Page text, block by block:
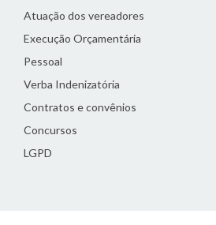
Atuação dos vereadores
Execução Orçamentária
Pessoal
Verba Indenizatória
Contratos e convênios
Concursos
LGPD